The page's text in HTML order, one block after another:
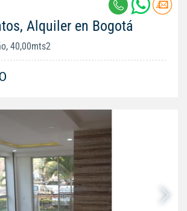
Alquiler en Bogotá
40,00mts2